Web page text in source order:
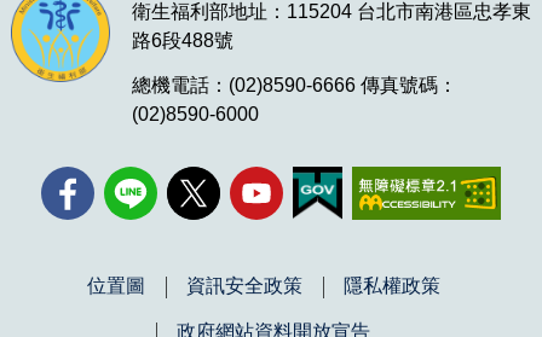
衛生福利部地址：115204 台北市南港區忠孝東
路6段488號
總機電話：(02)8590-6666 傳真號碼：
(02)8590-6000
位置圖 資訊安全政策 隱私權政策
政府網站資料開放宣告